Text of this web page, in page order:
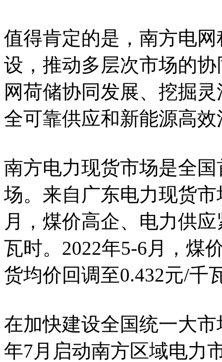
值得肯定的是，南方电
设，推动多层次市场的
网荷储协同发展、挖掘
全可靠供应和新能源高效
南方电力现货市场是全
场。来自广东电力现货
月，煤价高企、电力供
瓦时。2022年5-6月，煤
货均价回调至0.432元/千
在加快建设全国统一大
年7月启动南方区域电力